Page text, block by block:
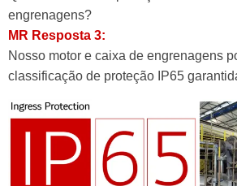
engrenagens?
MR Resposta 3:
Nosso motor e caixa de engrenagens
classificação de proteção IP65